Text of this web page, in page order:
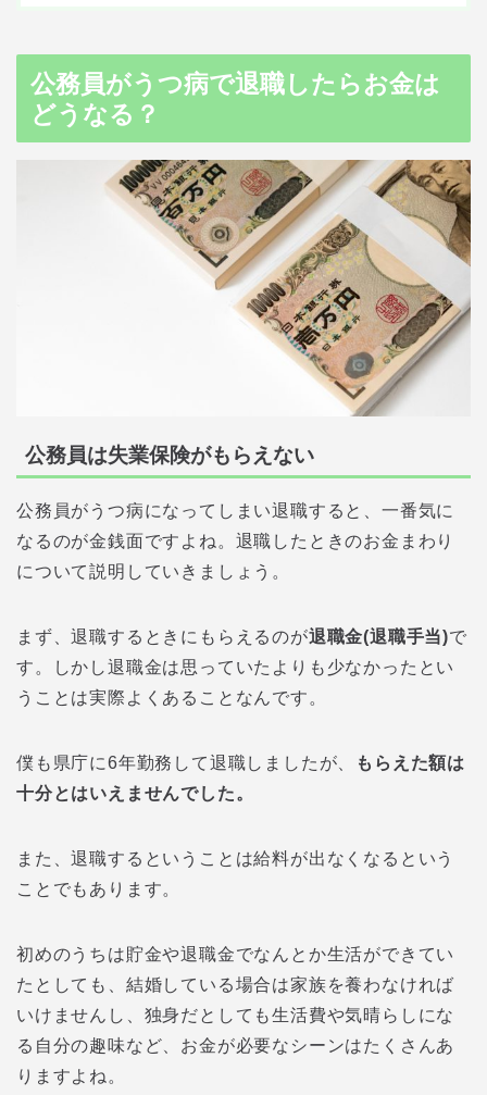
公務員がうつ病で退職したらお金は
どうなる？
公務員は失業保険がもらえない
公務員がうつ病になってしまい退職すると、一番気に
なるのが金銭面ですよね。退職したときのお金まわり
について説明していきましょう。
まず、退職するときにもらえるのが退職金(退職手当)で
す。しかし退職金は思っていたよりも少なかったとい
うことは実際よくあることなんです。
僕も県庁に6年勤務して退職しましたが、
もらえた額は
十分とはいえませんでした。
また、退職するということは給料が出なくなるという
ことでもあります。
初めのうちは貯金や退職金でなんとか生活ができてい
たとしても、結婚している場合は家族を養わなければ
いけませんし、独身だとしても生活費や気晴らしにな
る自分の趣味など、お金が必要なシーンはたくさんあ
りますよね。